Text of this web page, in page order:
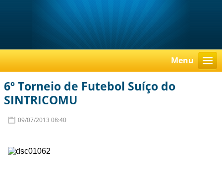
Menu
6º Torneio de Futebol Suíço do
SINTRICOMU
09/07/2013 08:40